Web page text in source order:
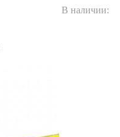
В наличии: